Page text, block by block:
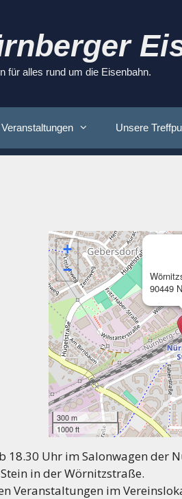
für alles rund um die Eisenbahn.
Veranstaltungen Unsere
90449
+
−
300 m
1000 ft
18.30 Uhr im Salonwagen der
in der Wörnitzstraße.
Veranstaltungen im